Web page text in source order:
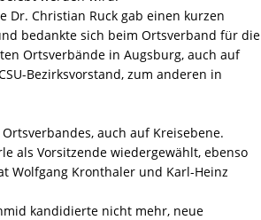
Dr. Christian Ruck gab einen kurzen
bedankte sich beim Ortsverband für die
Ortsverbände in Augsburg, auch auf
Bezirksvorstand, zum anderen in
auch auf Kreisebene.
als Vorsitzende wiedergewählt, ebenso
Wolfgang Kronthaler und Karl-Heinz
kandidierte nicht mehr, neue